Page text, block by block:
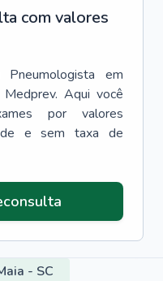
com valores
Pneumologista
em
Aqui você
por valores
e sem taxa de
- SC